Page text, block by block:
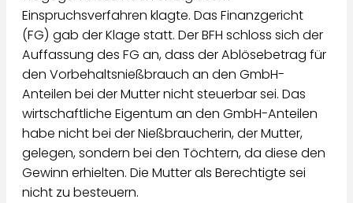
Einspruchsverfahren klagte. Das Finanzgericht
(FG) gab der Klage statt. Der BFH schloss sich der
Auffassung des FG an, dass der Ablösebetrag für
den Vorbehaltsnießbrauch an den GmbH-
Anteilen bei der Mutter nicht steuerbar sei. Das
wirtschaftliche Eigentum an den GmbH-Anteilen
habe nicht bei der Nießbraucherin, der Mutter,
gelegen, sondern bei den Töchtern, da diese den
Gewinn erhielten. Die Mutter als Berechtigte sei
nicht zu besteuern.